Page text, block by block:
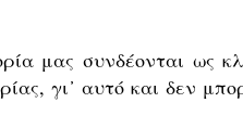
μας συνδέονται ως
γι᾽ αυτό και δεν